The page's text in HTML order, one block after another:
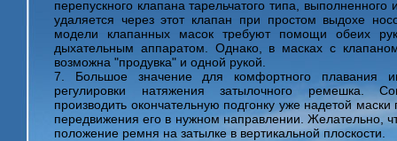
перепускного клапана тарельчатого типа,
удаляется через этот клапан при простом выдохе
модели клапанных масок требуют помощи обеих
дыхательным аппаратом. Однако, в масках с
возможна "продувка" и одной рукой.
7. Большое значение для комфортного плавания
регулировки натяжения затылочного ремешка.
производить окончательную подгонку уже надетой
передвижения его в нужном направлении. Желательно,
положение ремня на затылке в вертикальной плоскости.